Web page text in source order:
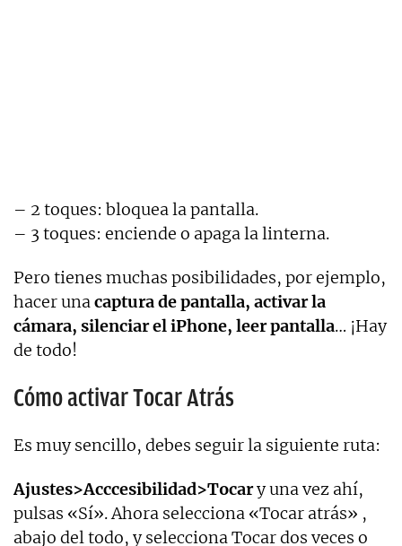
– 2 toques: bloquea la pantalla.
– 3 toques: enciende o apaga la linterna.
Pero tienes muchas posibilidades, por ejemplo,
hacer unacaptura de pantalla, activar la
cámara, silenciar el iPhone, leer pantalla… ¡Hay
de todo!
Cómo activar Tocar Atrás
Es muy sencillo, debes seguir la siguiente ruta:
Ajustes>Acccesibilidad>Tocary una vez ahí,
pulsas «Sí». Ahora selecciona «Tocar atrás» ,
abajo del todo, y selecciona Tocar dos veces o